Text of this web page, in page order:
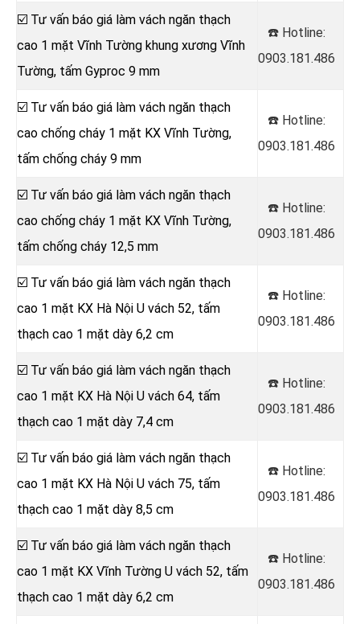
☑️ Tư vấn báo giá làm vách ngăn thạch
cao 1 mặt Vĩnh Tường khung xương Vĩnh
Tường, tấm Gyproc 9 mm
☎️ Hotline:
0903.181.486
☑️ Tư vấn báo giá làm vách ngăn thạch
cao chống cháy 1 mặt KX Vĩnh Tường,
tấm chống cháy 9 mm
☎️ Hotline:
0903.181.486
☑️ Tư vấn báo giá làm vách ngăn thạch
cao chống cháy 1 mặt KX Vĩnh Tường,
tấm chống cháy 12,5 mm
☎️ Hotline:
0903.181.486
☑️ Tư vấn báo giá làm vách ngăn thạch
cao 1 mặt KX Hà Nội U vách 52, tấm
thạch cao 1 mặt dày 6,2 cm
☎️ Hotline:
0903.181.486
☑️ Tư vấn báo giá làm vách ngăn thạch
cao 1 mặt KX Hà Nội U vách 64, tấm
thạch cao 1 mặt dày 7,4 cm
☎️ Hotline:
0903.181.486
☑️ Tư vấn báo giá làm vách ngăn thạch
cao 1 mặt KX Hà Nội U vách 75, tấm
thạch cao 1 mặt dày 8,5 cm
☎️ Hotline:
0903.181.486
☑️ Tư vấn báo giá làm vách ngăn thạch
cao 1 mặt KX Vĩnh Tường U vách 52, tấm
thạch cao 1 mặt dày 6,2 cm
☎️ Hotline:
0903.181.486